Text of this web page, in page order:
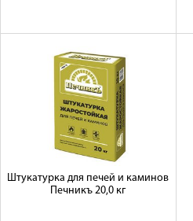
Штукатурка для печей и каминов
Печникъ 20,0 кг